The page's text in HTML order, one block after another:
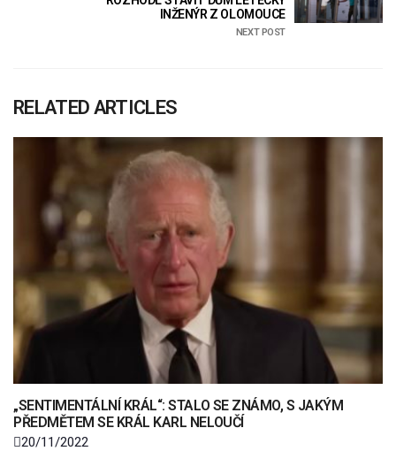
INŽENÝR Z OLOMOUCE
NEXT POST
RELATED ARTICLES
„SENTIMENTÁLNÍ KRÁL“: STALO SE ZNÁMO, S JAKÝM
PŘEDMĚTEM SE KRÁL KARL NELOUČÍ
20/11/2022